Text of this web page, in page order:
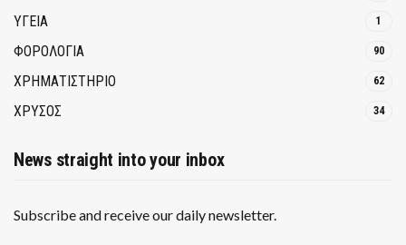
ΥΓΕΙΑ 1
ΦΟΡΟΛΟΓΙΑ 90
ΧΡΗΜΑΤΙΣΤΗΡΙΟ 62
ΧΡΥΣΟΣ 34
News straight into your inbox
Subscribe and receive our daily newsletter.